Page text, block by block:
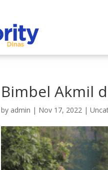
Bimbel Akmil
by admin | Nov 17, 2022 |